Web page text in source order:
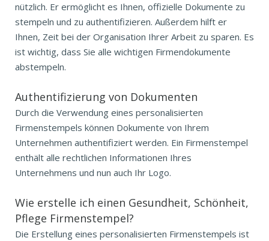
nützlich. Er ermöglicht es Ihnen, offizielle Dokumente zu
stempeln und zu authentifizieren. Außerdem hilft er
Ihnen, Zeit bei der Organisation Ihrer Arbeit zu sparen. Es
ist wichtig, dass Sie alle wichtigen Firmendokumente
abstempeln.
Authentifizierung von Dokumenten
Durch die Verwendung eines personalisierten
Firmenstempels können Dokumente von Ihrem
Unternehmen authentifiziert werden. Ein Firmenstempel
enthält alle rechtlichen Informationen Ihres
Unternehmens und nun auch Ihr Logo.
Wie erstelle ich einen Gesundheit, Schönheit,
Pflege Firmenstempel?
Die Erstellung eines personalisierten Firmenstempels ist